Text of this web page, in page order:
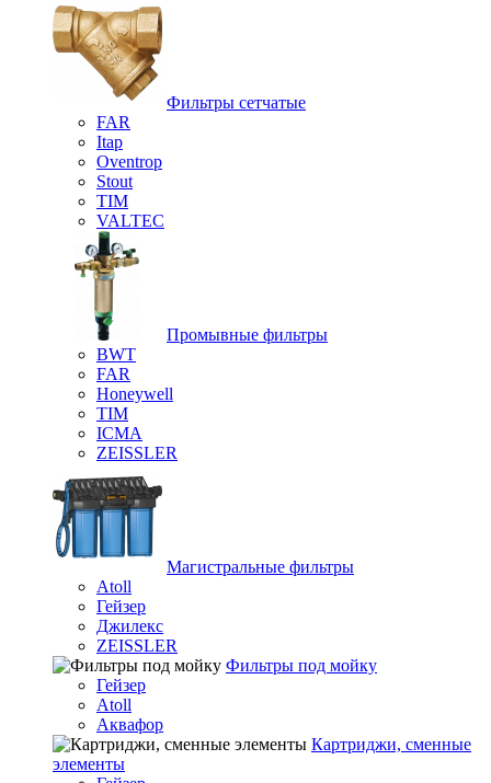
Фильтры сетчатые
FAR
Itap
Oventrop
Stout
TIM
VALTEC
Промывные фильтры
BWT
FAR
Honeywell
TIM
ICMA
ZEISSLER
Магистральные фильтры
Atoll
Гейзер
Джилекс
ZEISSLER
Фильтры под мойку
Гейзер
Atoll
Аквафор
Картриджи, сменные
элементы